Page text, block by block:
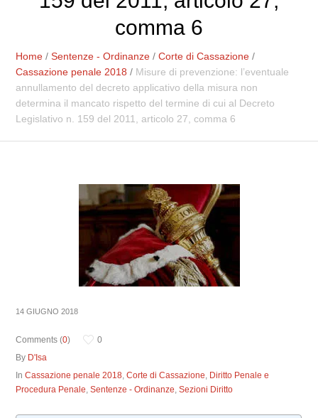
comma 6
Home /Sentenze - Ordinanze /Corte di Cassazione /
Cassazione penale 2018 / Misure di prevenzione: l’eventuale
annullamento del decreto applicativo della misura non
determina il mancato rispetto del termine di cui al Decreto
Legislativo n. 159 del 2011, articolo 27, comma 6
14 GIUGNO 2018
Comments (0)
0
By D'Isa
InCassazione penale 2018,Corte di Cassazione, Diritto Penale e
Procedura Penale,Sentenze - Ordinanze,Sezioni Diritto